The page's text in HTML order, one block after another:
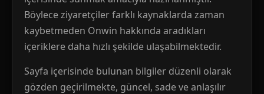
Böylece ziyaretçiler farklı kaynaklarda zaman
kaybetmeden Onwin hakkında aradıkları
içeriklere daha hızlı şekilde ulaşabilmektedir.
Sayfa içerisinde bulunan bilgiler düzenli olarak
gözden geçirilmekte, güncel, sade ve anlaşılır